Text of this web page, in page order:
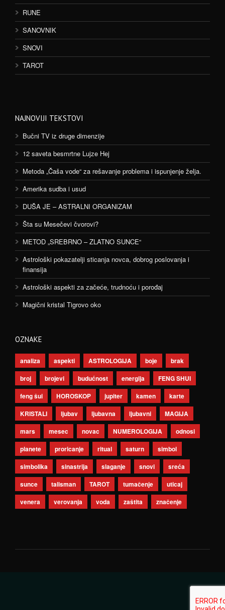
RUNE
SANOVNIK
SNOVI
TAROT
NAJNOVIJI TEKSTOVI
Bučni TV iz druge dimenzije
12 saveta besmrtne Lujze Hej
Metoda „Čaša vode“ za rešavanje problema i ispunjenje želja.
Amerika sudba i usud
DUŠA JE – ASTRALNI ORGANIZAM
Šta su Mesečevi čvorovi?
METOD „SREBRNO – ZLATNO SUNCE“
Astrološki pokazatelji sticanja novca, dobrog poslovanja i
finansija
Astrološki aspekti za začeće, trudnoću i porođaj
Magični kristal Tigrovo oko
OZNAKE
analiza aspekti ASTROLOGIJA boje
brak
broj
brojevi budućnost energija
FENG SHUI
feng šui
HOROSKOP jupiter kamen
karte
KRISTALI
ljubav ljubavna ljubavni
MAGIJA
mars
mesec novac NUMEROLOGIJA
odnosi
planete
proricanje ritual saturn
simbol
simbolika
sinastrija slaganje snovi
sreća
sunce
talisman TAROT tumačenje
uticaj
venera
verovanja voda zaštita značenje